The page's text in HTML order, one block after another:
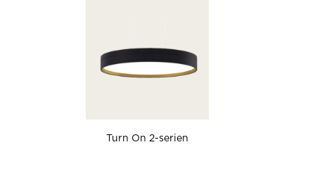
Turn On 2-serien